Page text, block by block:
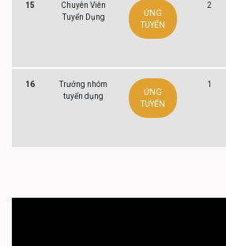
15
Chuyên Viên
Tuyển Dụng
ỨNG
TUYỂN
2
16
Trưởng nhóm
tuyển dụng
ỨNG
TUYỂN
1